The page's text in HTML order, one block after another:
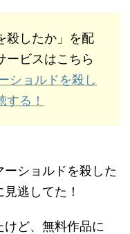
殺したか」を配
ービスはこちら
ショルドを殺し
る！
ショルドを殺した
逃してた！
ど、無料作品に